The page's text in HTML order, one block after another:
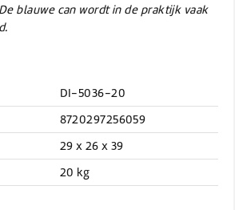
blauwe can wordt in de praktijk vaak
DI-5036-20
8720297256059
29 x 26 x 39
20 kg